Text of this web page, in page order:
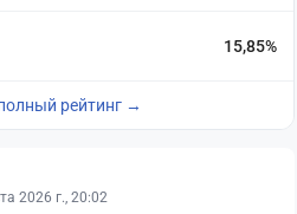
15,85%
рейтинг →
2026 г., 20:02